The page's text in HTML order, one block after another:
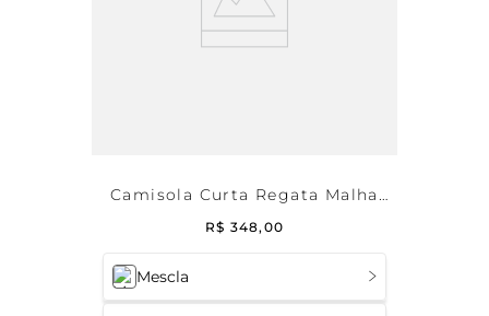
Mescla
Camisola Curta Regata Malha
Star
R$ 348,00